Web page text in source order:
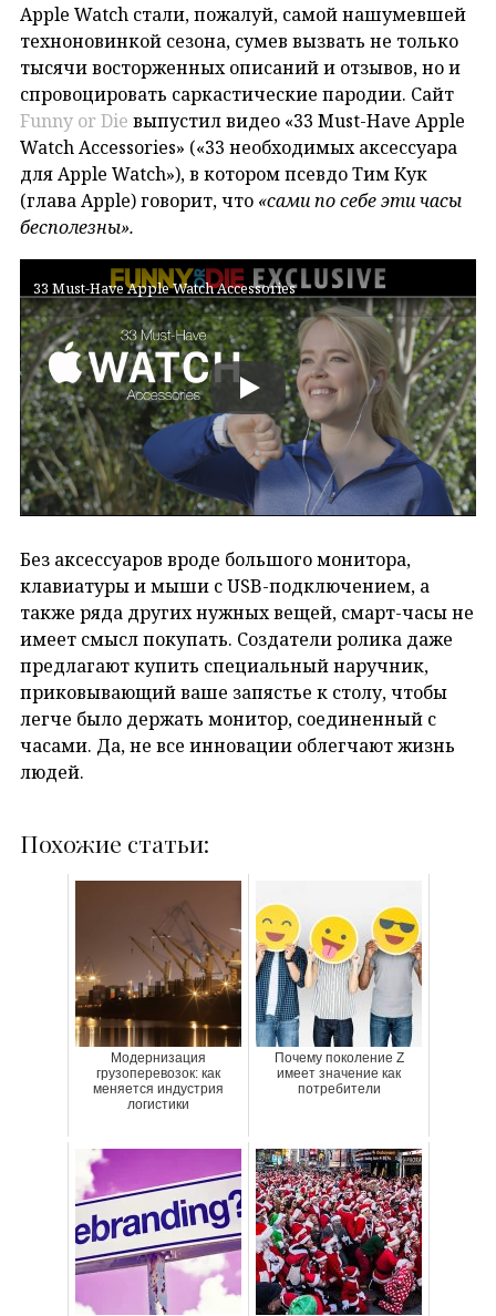
Apple Watch стали, пожалуй, самой нашумевшей
техноновинкой сезона, сумев вызвать не только
тысячи восторженных описаний и отзывов, но и
спровоцировать саркастические пародии. Сайт
Funny or Die выпустил видео «33 Must-Have Apple
Watch Accessories» («33 необходимых аксессуара
для Apple Watch»), в котором псевдо Тим Кук
(глава Apple) говорит, что «сами по себе эти часы
бесполезны».
33 Must-Have Apple Watch Accessories
Без аксессуаров вроде большого монитора,
клавиатуры и мыши с USB-подключением, а
также ряда других нужных вещей, смарт-часы не
имеет смысл покупать. Создатели ролика даже
предлагают купить специальный наручник,
приковывающий ваше запястье к столу, чтобы
легче было держать монитор, соединенный с
часами. Да, не все инновации облегчают жизнь
людей.
Похожие статьи:
Модернизация
грузоперевозок: как
меняется индустрия
логистики
Почему поколение Z
имеет значение как
потребители